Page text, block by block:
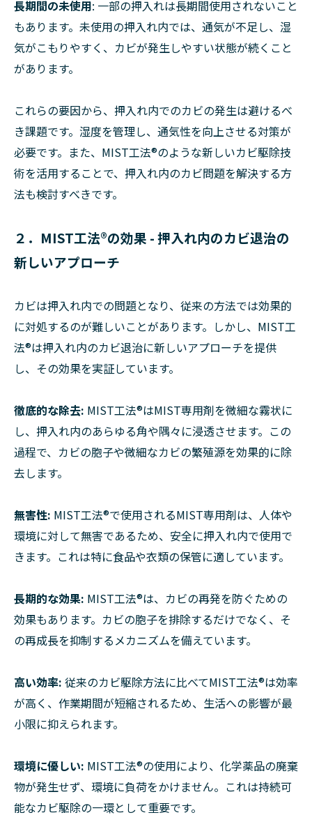
長期間の未使用: 一部の押入れは長期間使用されないこと
もあります。未使用の押入れ内では、通気が不足し、湿
気がこもりやすく、カビが発生しやすい状態が続くこと
があります。
これらの要因から、押入れ内でのカビの発生は避けるべ
き課題です。湿度を管理し、通気性を向上させる対策が
必要です。また、MIST工法®のような新しいカビ駆除技
術を活用することで、押入れ内のカビ問題を解決する方
法も検討すべきです。
２．MIST工法®の効果 - 押入れ内のカビ退治の
新しいアプローチ
カビは押入れ内での問題となり、従来の方法では効果的
に対処するのが難しいことがあります。しかし、MIST工
法®は押入れ内のカビ退治に新しいアプローチを提供
し、その効果を実証しています。
徹底的な除去: MIST工法®はMIST専用剤を微細な霧状に
し、押入れ内のあらゆる角や隅々に浸透させます。この
過程で、カビの胞子や微細なカビの繁殖源を効果的に除
去します。
無害性: MIST工法®で使用されるMIST専用剤は、人体や
環境に対して無害であるため、安全に押入れ内で使用で
きます。これは特に食品や衣類の保管に適しています。
長期的な効果: MIST工法®は、カビの再発を防ぐための
効果もあります。カビの胞子を排除するだけでなく、そ
の再成長を抑制するメカニズムを備えています。
高い効率: 従来のカビ駆除方法に比べてMIST工法®は効率
が高く、作業期間が短縮されるため、生活への影響が最
小限に抑えられます。
環境に優しい: MIST工法®の使用により、化学薬品の廃棄
物が発生せず、環境に負荷をかけません。これは持続可
能なカビ駆除の一環として重要です。